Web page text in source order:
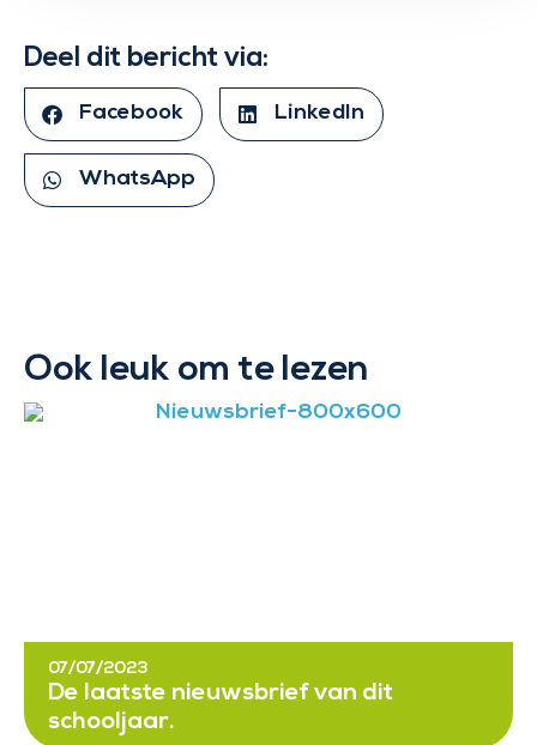
Deel dit bericht via:
Facebook LinkedIn
WhatsApp
Ook leuk om te lezen
07/07/2023
De laatste nieuwsbrief van dit
schooljaar.